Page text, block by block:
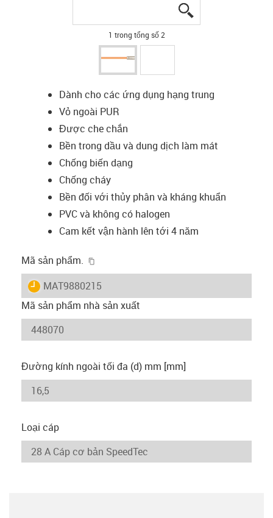
1 trong tổng số 2
Dành cho các ứng dụng hạng trung
Vỏ ngoài PUR
Được che chắn
Bền trong dầu và dung dịch làm mát
Chống biến dạng
Chống cháy
Bền đối với thủy phân và kháng khuẩn
PVC và không có halogen
Cam kết vận hành lên tới 4 năm
Mã sản phẩm.
igus-icon-lieferzeit
MAT9880215
Mã sản phẩm nhà sản xuất
Đường kính ngoài tối đa (d) mm [mm]
Loại cáp